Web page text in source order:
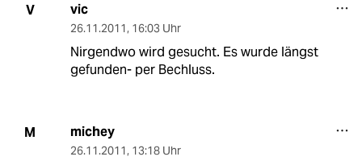
V vic
26.11.2011, 16:03 Uhr
Nirgendwo wird gesucht. Es wurde längst
gefunden- per Bechluss.
M michey
26.11.2011, 13:18 Uhr